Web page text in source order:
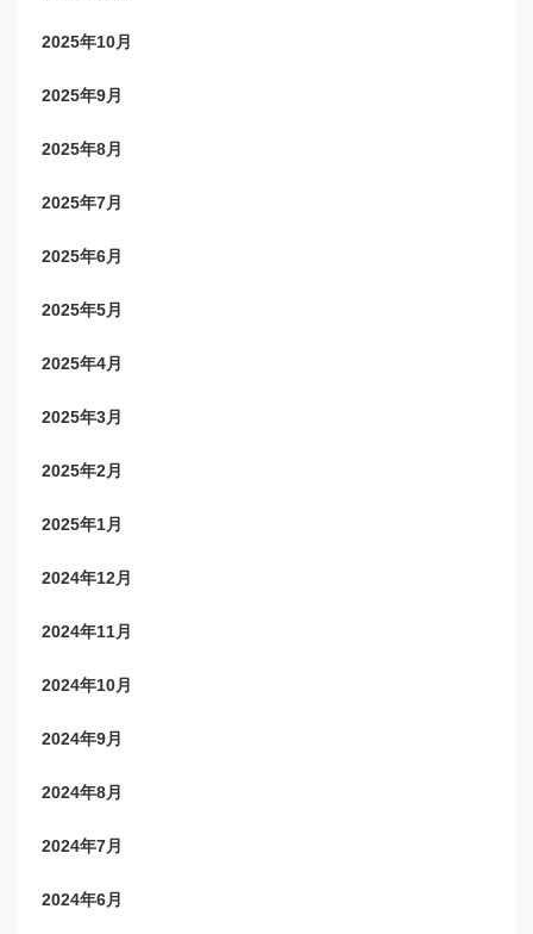
2025年10月
2025年9月
2025年8月
2025年7月
2025年6月
2025年5月
2025年4月
2025年3月
2025年2月
2025年1月
2024年12月
2024年11月
2024年10月
2024年9月
2024年8月
2024年7月
2024年6月